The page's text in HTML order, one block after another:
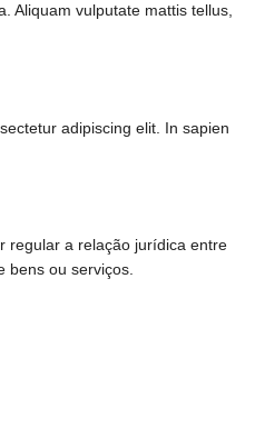
Aliquam vulputate mattis tellus,
adipiscing elit. In sapien
regular a relação jurídica entre
bens ou serviços.